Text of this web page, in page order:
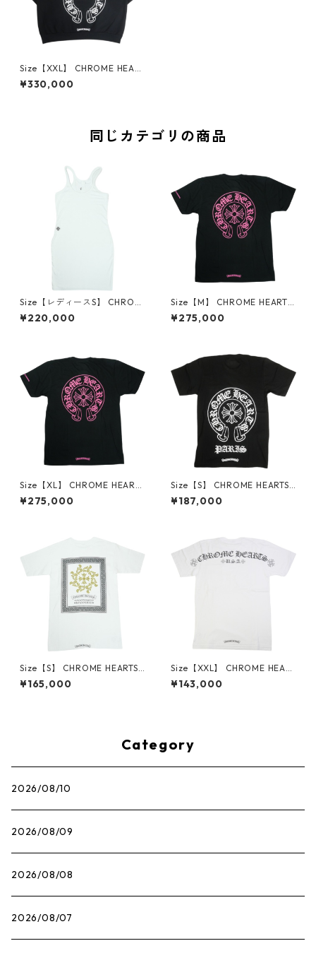
Size【XXL】 CHROME HEART
S クロム・ハーツ HORSESHO
E CREW SWEAT BLACK クル
¥330,000
同じカテゴリの商品
Size【レディースS】 CHROM
E HEARTS クロム・ハーツ BA
D SEED TANK MINI DRESS W
¥220,000
Size【M】 CHROME HEARTS
クロム・ハーツ HORSESHOE
S/S TEE BLACK/PINK Tシャツ
¥275,000
Size【XL】 CHROME HEARTS
クロム・ハーツ HORSESHOE
S/S TEE BLACK/PINK Tシャツ
¥275,000
Size【S】 CHROME HEARTS
クロム・ハーツ PARIS EXCLU
SIVE HORSESHOE S/S TEE BL
¥187,000
Size【S】 CHROME HEARTS
クロム・ハーツ HONOLULU E
XCLUSIVE 5anniversary ホノ
¥165,000
Size【XXL】 CHROME HEART
S クロム・ハーツ CH ARCH U
SA SS T-SHIRT WHITE Tシャ
¥143,000
Category
2026/08/10
2026/08/09
2026/08/08
2026/08/07